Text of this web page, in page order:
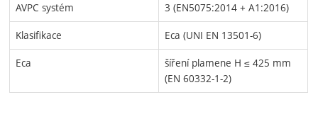
AVPC systém 3 (EN5075:2014 + A1:2016)
Klasifikace Eca (UNI EN 13501-6)
Eca
šíření plamene H ≤ 425 mm
(EN 60332-1-2)